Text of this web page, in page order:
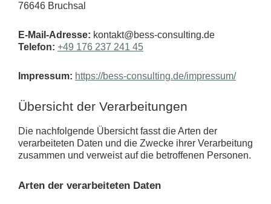
76646 Bruchsal
E-Mail-Adresse: kontakt@bess-consulting.de
Telefon: +49 176 237 241 45
Impressum: https://bess-consulting.de/impressum/
Übersicht der Verarbeitungen
Die nachfolgende Übersicht fasst die Arten der
verarbeiteten Daten und die Zwecke ihrer Verarbeitung
zusammen und verweist auf die betroffenen Personen.
Arten der verarbeiteten Daten